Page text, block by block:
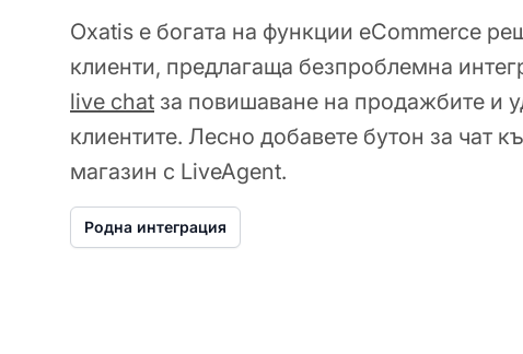
Oxatis е богата на функции eCommerce
клиенти, предлагаща безпроблемна
live chat за повишаване на продажбите и
клиентите. Лесно добавете бутон за чат
магазин с LiveAgent.
Родна интеграция